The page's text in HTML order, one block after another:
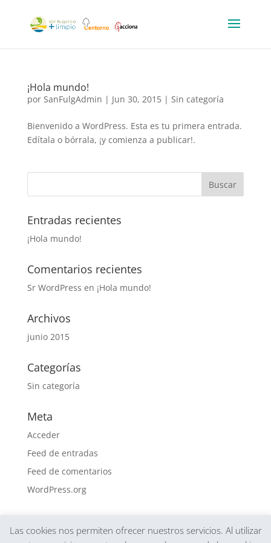
¡Hola mundo!
por SanFulgAdmin | Jun 30, 2015| Sin categoría
Bienvenido a WordPress. Esta es tu primera entrada.
Edítala o bórrala, ¡y comienza a publicar!.
Entradas recientes
¡Hola mundo!
Comentarios recientes
Sr WordPress en ¡Hola mundo!
Archivos
junio 2015
Categorías
Sin categoría
Meta
Acceder
Feed de entradas
Feed de comentarios
WordPress.org
Las cookies nos permiten ofrecer nuestros servicios. Al utilizar